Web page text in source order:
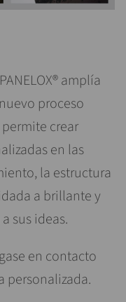
amplía
proceso
permite crear
en las
la estructura
a brillante y
sus ideas.
en contacto
personalizada.